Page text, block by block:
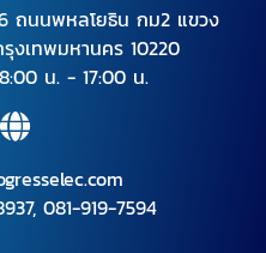
ถนนพหลโยธิน กม2 แขวง
งเทพมหานคร 10220
น. - 17:00 น.
, 081-919-7594